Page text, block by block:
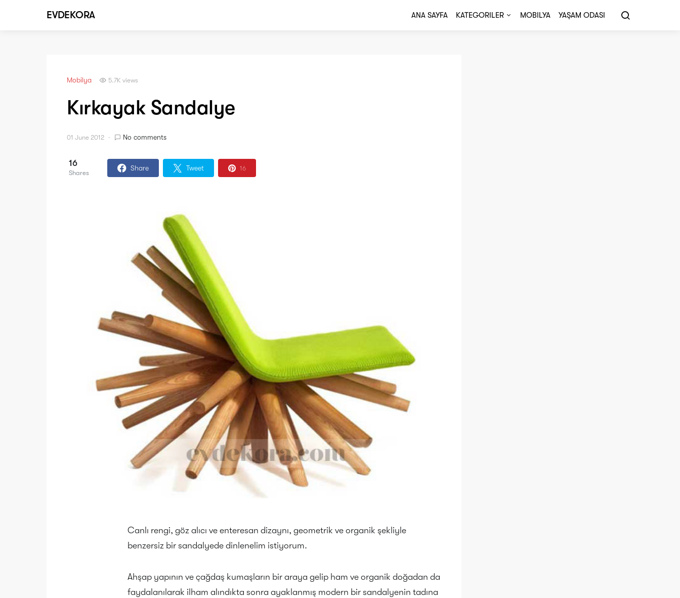
EVDEKORA ANA SAYFA KATEGORILER MOBILYA YAŞAM ODASI
Mobilya 5.7K views
Kırkayak Sandalye
01 June 2012 No comments
16
Shares
Share Tweet 16
Canlı rengi, göz alıcı ve enteresan dizaynı, geometrik ve organik şekliyle
benzersiz bir sandalyede dinlenelim istiyorum.
Ahşap yapının ve çağdaş kumaşların bir araya gelip ham ve organik doğadan da
faydalanılarak ilham alındıkta sonra ayaklanmış modern bir sandalyenin tadına